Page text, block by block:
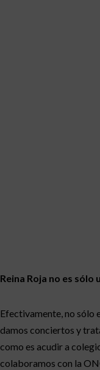
Reina Roja no es
Efectivamente, no sólo
damos conciertos y
como es acudir a
colaboramos con la